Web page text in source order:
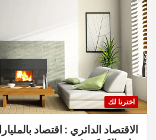
اخترنا لك
الاقتصاد الدائري : اقتصاد